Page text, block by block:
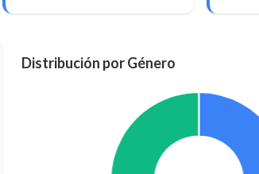
Distribución por Género